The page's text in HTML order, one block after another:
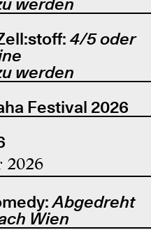
4/5 oder
werden
Festival 2026
2026
Abgedreht
Wien